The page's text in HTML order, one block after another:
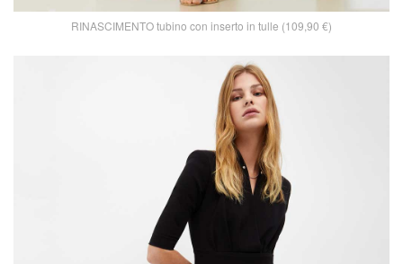
RINASCIMENTO tubino con inserto in tulle (109,90 €)